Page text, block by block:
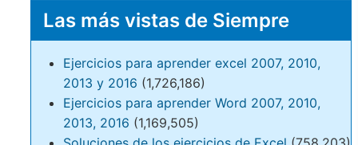
Las más vistas de Siempre
Ejercicios para aprender excel 2007, 2010,
2013 y 2016 (1,726,186)
Ejercicios para aprender Word 2007, 2010,
2013, 2016 (1,169,505)